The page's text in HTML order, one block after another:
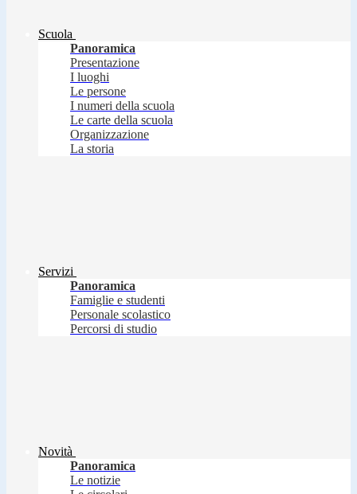
Scuola
Panoramica
Presentazione
I luoghi
Le persone
I numeri della scuola
Le carte della scuola
Organizzazione
La storia
Servizi
Panoramica
Famiglie e studenti
Personale scolastico
Percorsi di studio
Novità
Panoramica
Le notizie